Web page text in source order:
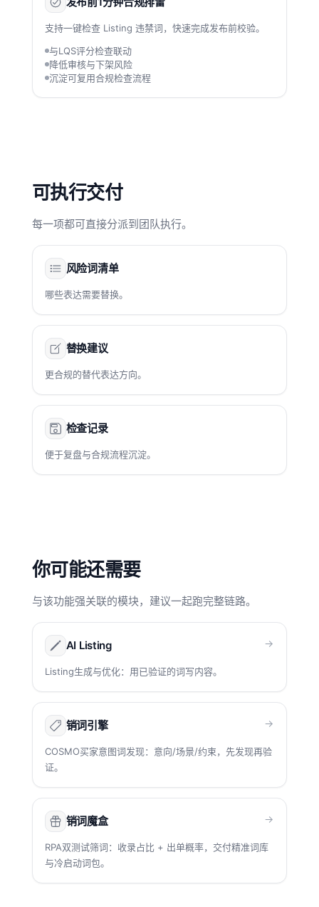
支持一键检查 Listing 违禁词，快速完成发布前校验。
与LQS评分检查联动
降低审核与下架风险
沉淀可复用合规检查流程
可执行交付
每一项都可直接分派到团队执行。
风险词清单
哪些表达需要替换。
替换建议
更合规的替代表达方向。
检查记录
便于复盘与合规流程沉淀。
你可能还需要
与该功能强关联的模块，建议一起跑完整链路。
AI Listing
Listing生成与优化：用已验证的词写内容。
→
销词引擎
COSMO买家意图词发现：意向/场景/约束，先发现再验
证。
→
销词魔盒
RPA双测试筛词：收录占比 + 出单概率，交付精准词库
与冷启动词包。
→